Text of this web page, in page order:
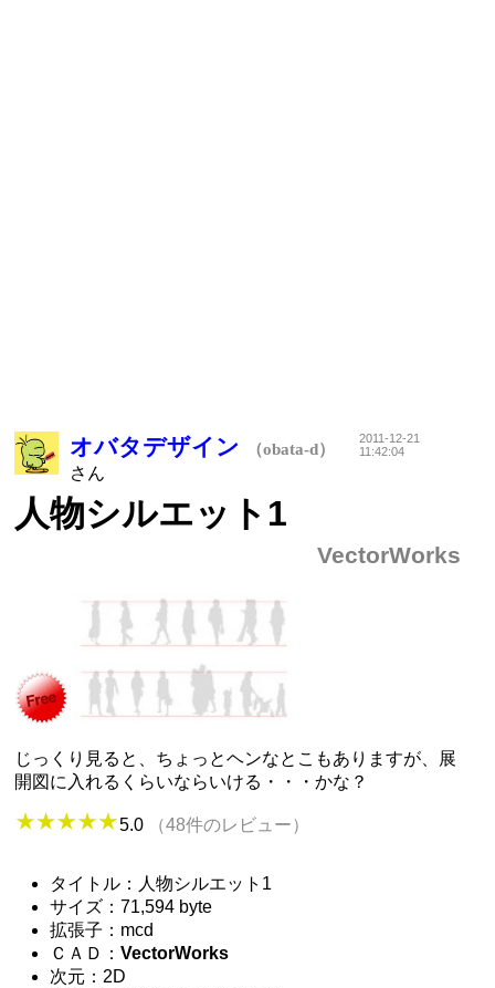
オバタデザイン （obata-d）
さん
2011-12-21
11:42:04
人物シルエット1
VectorWorks
じっくり見ると、ちょっとヘンなとこもありますが、展
開図に入れるくらいならいける・・・かな？
5.0 （48件のレビュー）
タイトル：人物シルエット1
サイズ：71,594 byte
拡張子：mcd
ＣＡＤ：VectorWorks
次元：2D